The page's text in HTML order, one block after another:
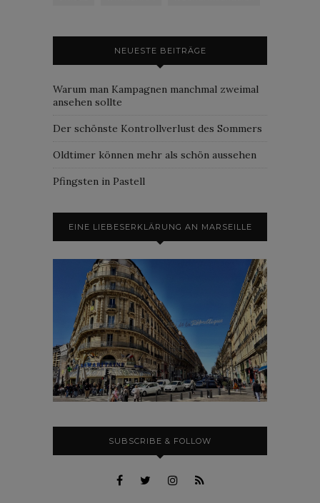
NEUESTE BEITRÄGE
Warum man Kampagnen manchmal zweimal
ansehen sollte
Der schönste Kontrollverlust des Sommers
Oldtimer können mehr als schön aussehen
Pfingsten in Pastell
EINE LIEBESERKLÄRUNG AN MARSEILLE
SUBSCRIBE & FOLLOW